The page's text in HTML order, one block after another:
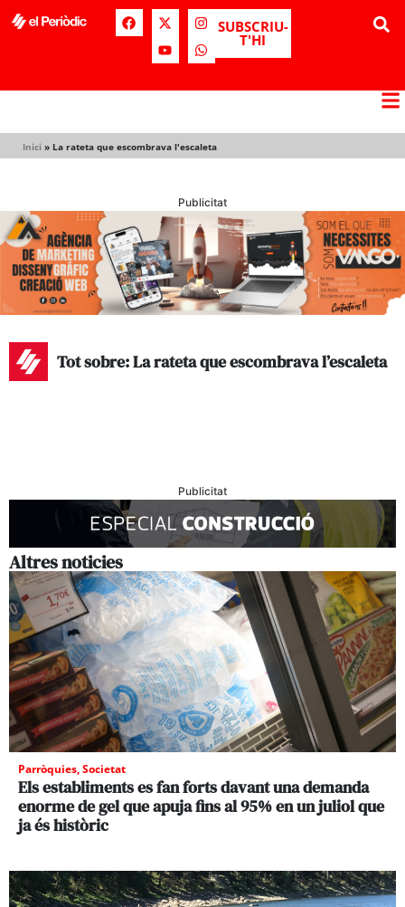
SUBSCRIU-
T'HI
Inici » La rateta que escombrava l'escaleta
Publicitat
Tot sobre: La rateta que escombrava l’escaleta
Publicitat
Altres noticies
Parròquies,Societat
Els establiments es fan forts davant una demanda
enorme de gel que apuja fins al 95% en un juliol que
ja és històric